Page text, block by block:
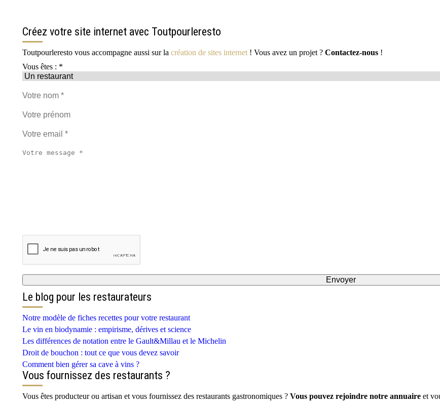
Créez votre site internet avec Toutpourleresto
Toutpourleresto vous accompagne aussi sur la création de sites internet ! Vous avez un projet ? Contactez-nous !
Vous êtes : *
Le blog pour les restaurateurs
Notre modèle de fiches recettes pour votre restaurant
Le vin en biodynamie : empirisme, dérives et science
Les différences de notation entre le Gault&Millau et le Michelin
Droit de bouchon : tout ce que vous devez savoir
Comment bien gérer sa cave à vins ?
Vous fournissez des restaurants ?
Vous êtes producteur ou artisan et vous fournissez des restaurants gastronomiques ? Vous pouvez rejoindre notre annuaire et